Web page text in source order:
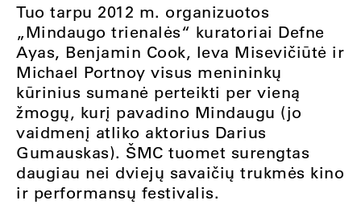
Tuo tarpu 2012 m. organizuotos
„Mindaugo trienalės“ kuratoriai Defne
Ayas, Benjamin Cook, Ieva Misevičiūtė ir
Michael Portnoy visus menininkų
kūrinius sumanė perteikti per vieną
žmogų, kurį pavadino Mindaugu (jo
vaidmenį atliko aktorius Darius
Gumauskas). ŠMC tuomet surengtas
daugiau nei dviejų savaičių trukmės kino
ir performansų festivalis.